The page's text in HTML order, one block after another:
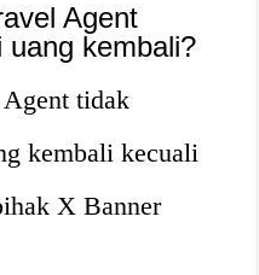
Agent
uang kembali?
tidak
kembali kecuali
X Banner